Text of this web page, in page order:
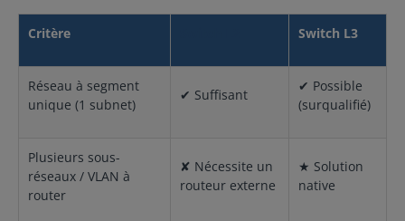
Critère Switch L3
Réseau à segment
unique (1 subnet)
✔ Suffisant
✔ Possible
(surqualifié)
Plusieurs sous-
réseaux / VLAN à
router
✘ Nécessite un
routeur externe
★ Solution
native